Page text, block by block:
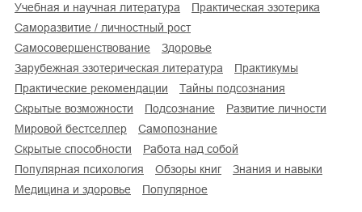
учебная и научная литература
практическая эзотерика
саморазвитие / личностный рост
самосовершенствование
здоровье
зарубежная эзотерическая литература
практикумы
практические рекомендации
тайны подсознания
скрытые возможности
подсознание
развитие личности
мировой бестселлер
самопознание
скрытые способности
работа над собой
популярная психология
обзоры книг
знания и навыки
медицина и здоровье
Популярное